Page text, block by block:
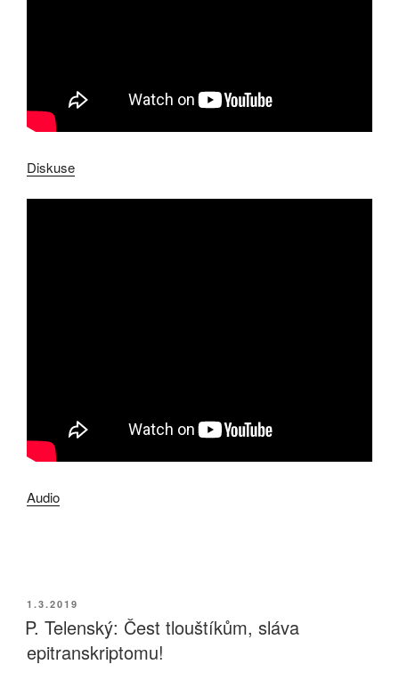
Diskuse
Audio
PUBLIKOVÁNO
1.3.2019
P. Telenský: Čest tlouštíkům, sláva
epitranskriptomu!